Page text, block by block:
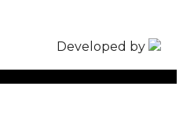
Developed by